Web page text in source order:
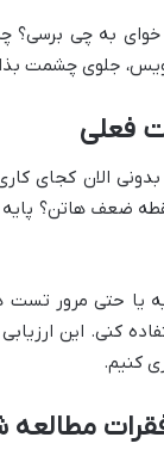
به چی
جلوی چشمت
فعلی
الان کجای
ضعف هاتن؟ پایه
یا حتی مرور
کنی. این
کنیم.
مطالعه